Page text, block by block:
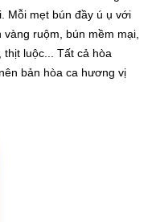
Mỗi mẹt bún đầy ú ụ với
ruộm, bún mềm mại,
luộc... Tất cả hòa
bản hòa ca hương vị